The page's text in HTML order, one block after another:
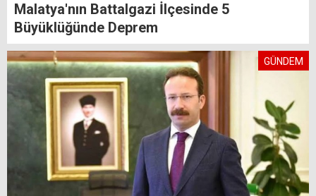
Malatya'nın Battalgazi İlçesinde 5
Büyüklüğünde Deprem
GÜNDEM